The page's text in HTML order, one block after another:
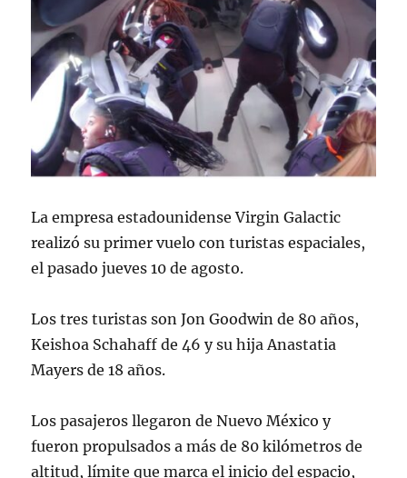
La empresa estadounidense Virgin Galactic
realizó su primer vuelo con turistas espaciales,
el pasado jueves 10 de agosto.
Los tres turistas son Jon Goodwin de 80 años,
Keishoa Schahaff de 46 y su hija Anastatia
Mayers de 18 años.
Los pasajeros llegaron de Nuevo México y
fueron propulsados a más de 80 kilómetros de
altitud, límite que marca el inicio del espacio,